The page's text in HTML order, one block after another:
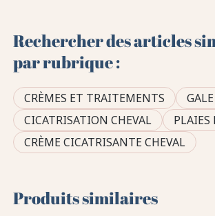
Rechercher des articles
par rubrique :
CRÈMES ET TRAITEMENTS
CICATRISATION CHEVAL
PLAIES
CRÈME CICATRISANTE CHEVAL
Produits similaires